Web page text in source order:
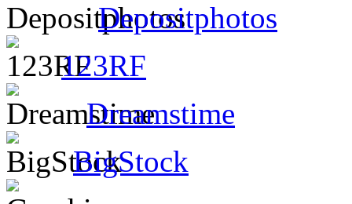
Depositphotos
123RF
Dreamstime
BigStock